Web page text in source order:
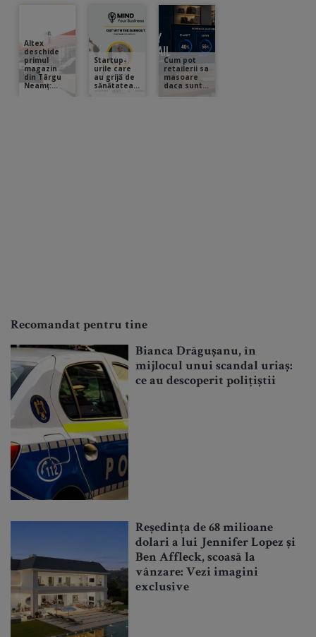
Recomandat pentru tine
Bianca Drăgușanu, în
mijlocul unui scandal uriaș:
ce au descoperit polițiștii
Reședința de 68 milioane
dolari a lui Jennifer Lopez și
Ben Affleck, scoasă la
vânzare: Vezi imagini
exclusive